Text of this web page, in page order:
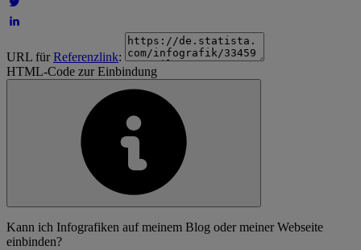
URL fürReferenzlink:
HTML-Code zur Einbindung
Kann ich Infografiken auf meinem Blog oder meiner Webseite
einbinden?